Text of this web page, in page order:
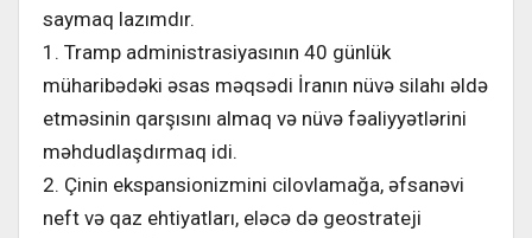
saymaq lazımdır.
1. Tramp administrasiyasının 40 günlük
müharibədəki əsas məqsədi İranın nüvə silahı əldə
etməsinin qarşısını almaq və nüvə fəaliyyətlərini
məhdudlaşdırmaq idi.
2. Çinin ekspansionizmini cilovlamağa, əfsanəvi
neft və qaz ehtiyatları, eləcə də geostrateji